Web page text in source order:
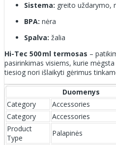
Sistema: greito uždarymo,
BPA: nėra
Spalva: žalia
Hi-Tec 500 ml termosas –
pasirinkimas visiems, kurie
tiesiog nori išlaikyti gėrimus
Duomenys
Category
Accessories
Category
Accessories
Product
Type
Palapinės